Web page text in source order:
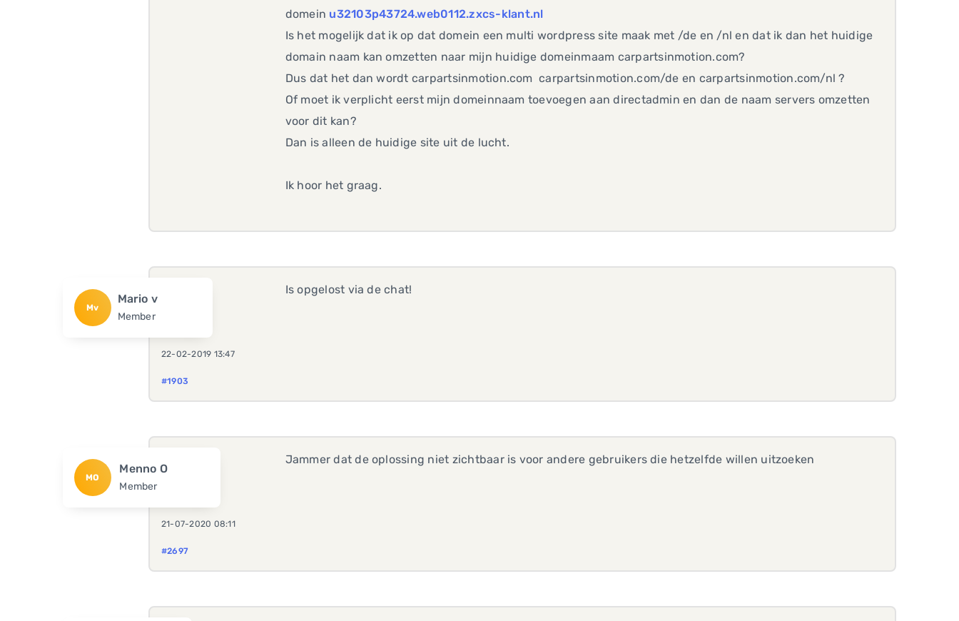
domein u32103p43724.web0112.zxcs-klant.nl
Is het mogelijk dat ik op dat domein een multi wordpress site maak met /de en /nl en dat ik dan het huidige
domain naam kan omzetten naar mijn huidige domeinmaam carpartsinmotion.com?
Dus dat het dan wordt carpartsinmotion.com carpartsinmotion.com/de en carpartsinmotion.com/nl ?
Of moet ik verplicht eerst mijn domeinnaam toevoegen aan directadmin en dan de naam servers omzetten
voor dit kan?
Dan is alleen de huidige site uit de lucht.
Ik hoor het graag.
Mv
Mario v
Member
22-02-2019 13:47
#1903
Is opgelost via de chat!
MO
Menno O
Member
21-07-2020 08:11
#2697
Jammer dat de oplossing niet zichtbaar is voor andere gebruikers die hetzelfde willen uitzoeken